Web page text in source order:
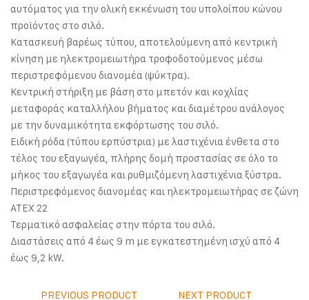
αυτόματος για την ολική εκκένωση του υπολοίπου κώνου
προϊόντος στο σιλό.
Κατασκευή βαρέως τύπου, αποτελούμενη από κεντρική
κίνηση με ηλεκτρομειωτήρα τροφοδοτούμενος μέσω
περιστρεφόμενου διανομέα (ψύκτρα).
Κεντρική στήριξη με βάση στο μπετόν και κοχλίας
μεταφοράς καταλλήλου βήματος και διαμέτρου ανάλογος
με την δυναμικότητα εκφόρτωσης του σιλό.
Ειδική ρόδα (τύπου ερπύστρια) με λαστιχένια ένθετα στο
τέλος του εξαγωγέα, πλήρης δομή προστασίας σε όλο το
μήκος του εξαγωγέα και ρυθμιζόμενη λαστιχένια ξύστρα.
Περιστρεφόμενος διανομέας και ηλεκτρομειωτήρας σε ζώνη
ATEX 22
Τερματικό ασφαλείας στην πόρτα του σιλό.
Διαστάσεις από 4 έως 9 m με εγκατεστημένη ισχύ από 4
έως 9,2 kW.
PREVIOUS PRODUCT NEXT PRODUCT